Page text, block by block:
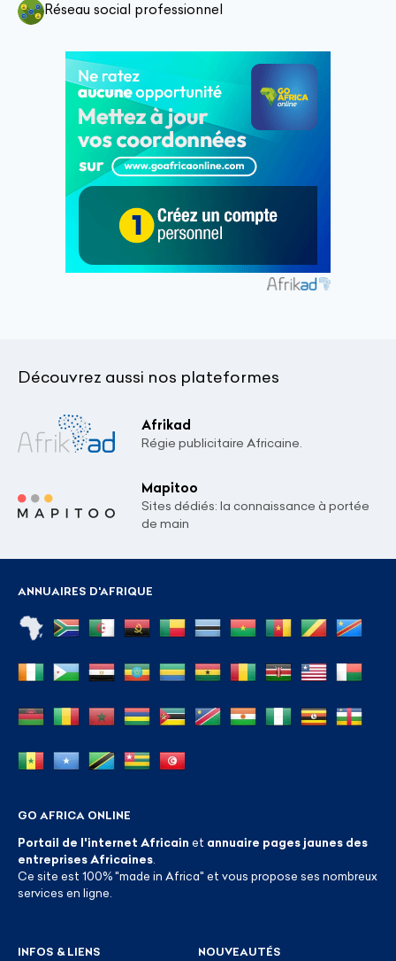
Réseau social professionnel
Découvrez aussi nos plateformes
Afrikad
Régie publicitaire Africaine.
Mapitoo
Sites dédiés: la connaissance à portée
de main
ANNUAIRES D'AFRIQUE
GO AFRICA ONLINE
Portail de l'internet Africain et annuaire pages jaunes des
entreprises Africaines
Ce site est 100% "made in Africa" et vous propose ses nombreux
services en ligne.
INFOS & LIENS NOUVEAUTÉS